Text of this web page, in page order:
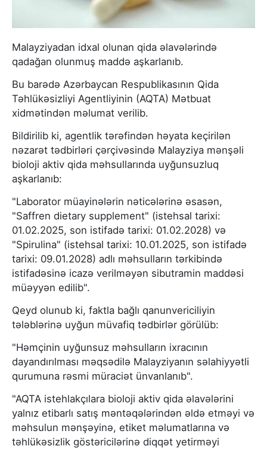
Malayziyadan idxal olunan qida əlavələrində
qadağan olunmuş maddə aşkarlanıb.
Bu barədə Azərbaycan Respublikasının Qida
Təhlükəsizliyi Agentliyinin (AQTA) Mətbuat
xidmətindən məlumat verilib.
Bildirilib ki, agentlik tərəfindən həyata keçirilən
nəzarət tədbirləri çərçivəsində Malayziya mənşəli
bioloji aktiv qida məhsullarında uyğunsuzluq
aşkarlanıb:
"Laborator müayinələrin nəticələrinə əsasən,
"Saffren dietary supplement" (istehsal tarixi:
01.02.2025, son istifadə tarixi: 01.02.2028) və
"Spirulina" (istehsal tarixi: 10.01.2025, son istifadə
tarixi: 09.01.2028) adlı məhsulların tərkibində
istifadəsinə icazə verilməyən sibutramin maddəsi
müəyyən edilib".
Qeyd olunub ki, faktla bağlı qanunvericiliyin
tələblərinə uyğun müvafiq tədbirlər görülüb:
"Həmçinin uyğunsuz məhsulların ixracının
dayandırılması məqsədilə Malayziyanın səlahiyyətli
qurumuna rəsmi müraciət ünvanlanıb".
"AQTA istehlakçılara bioloji aktiv qida əlavələrini
yalnız etibarlı satış məntəqələrindən əldə etməyi və
məhsulun mənşəyinə, etiket məlumatlarına və
təhlükəsizlik göstəricilərinə diqqət yetirməyi